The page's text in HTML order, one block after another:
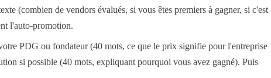
(combien de vendors évalués, si vous êtes premiers à gagner, si c'est
l'auto-promotion.
PDG ou fondateur (40 mots, ce que le prix signifie pour l'entreprise
si possible (40 mots, expliquant pourquoi vous avez gagné). Puis